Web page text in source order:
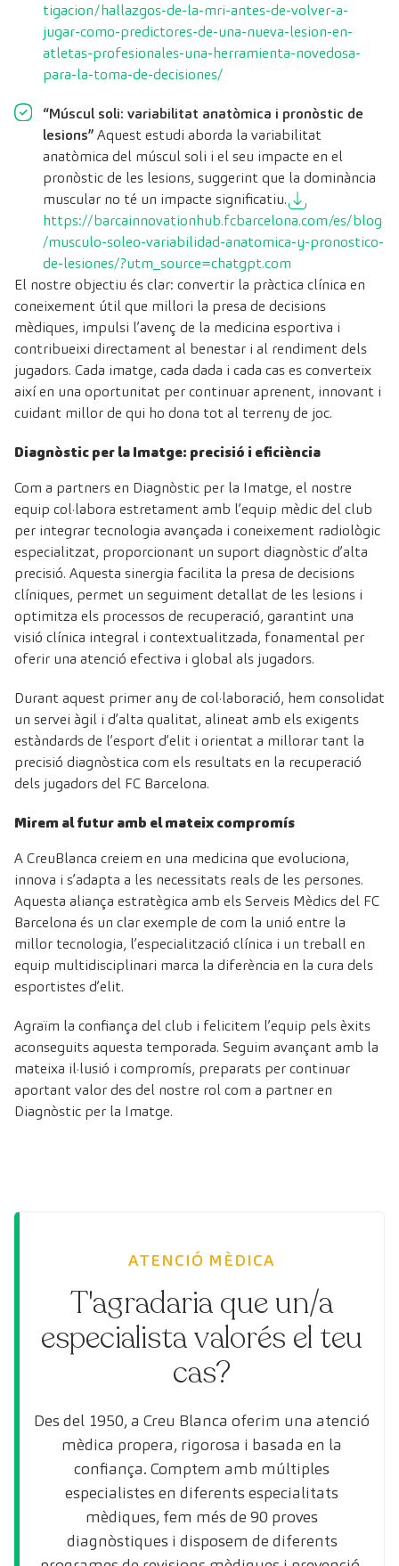
tigacion/hallazgos-de-la-mri-antes-de-volver-a-
jugar-como-predictores-de-una-nueva-lesion-en-
atletas-profesionales-una-herramienta-novedosa-
para-la-toma-de-decisiones/
“Múscul soli: variabilitat anatòmica i pronòstic de
lesions”Aquest estudi aborda la variabilitat
anatòmica del múscul soli i el seu impacte en el
pronòstic de les lesions, suggerint que la dominància
muscular no té un impacte significatiu.
https://barcainnovationhub.fcbarcelona.com/es/blog
/musculo-soleo-variabilidad-anatomica-y-pronostico-
de-lesiones/?utm_source=chatgpt.com
El nostre objectiu és clar: convertir la pràctica clínica en
coneixement útil que millori la presa de decisions
mèdiques, impulsi l’avenç de la medicina esportiva i
contribueixi directament al benestar i al rendiment dels
jugadors. Cada imatge, cada dada i cada cas es converteix
així en una oportunitat per continuar aprenent, innovant i
cuidant millor de qui ho dona tot al terreny de joc.
Diagnòstic per la Imatge: precisió i eficiència
Com a partners en Diagnòstic per la Imatge, el nostre
equip col·labora estretament amb l’equip mèdic del club
per integrar tecnologia avançada i coneixement radiològic
especialitzat, proporcionant un suport diagnòstic d’alta
precisió. Aquesta sinergia facilita la presa de decisions
clíniques, permet un seguiment detallat de les lesions i
optimitza els processos de recuperació, garantint una
visió clínica integral i contextualitzada, fonamental per
oferir una atenció efectiva i global als jugadors.
Durant aquest primer any de col·laboració, hem consolidat
un servei àgil i d’alta qualitat, alineat amb els exigents
estàndards de l’esport d’elit i orientat a millorar tant la
precisió diagnòstica com els resultats en la recuperació
dels jugadors del FC Barcelona.
Mirem al futur amb el mateix compromís
A CreuBlanca creiem en una medicina que evoluciona,
innova i s’adapta a les necessitats reals de les persones.
Aquesta aliança estratègica amb els Serveis Mèdics del FC
Barcelona és un clar exemple de com la unió entre la
millor tecnologia, l’especialització clínica i un treball en
equip multidisciplinari marca la diferència en la cura dels
esportistes d’elit.
Agraïm la confiança del club i felicitem l’equip pels èxits
aconseguits aquesta temporada. Seguim avançant amb la
mateixa il·lusió i compromís, preparats per continuar
aportant valor des del nostre rol com a partner en
Diagnòstic per la Imatge.
ATENCIÓ MÈDICA
T'agradaria que un/a
especialista valorés el teu
cas?
Des del 1950, a Creu Blanca oferim una atenció
mèdica propera, rigorosa i basada en la
confiança. Comptem amb múltiples
especialistes en diferents especialitats
mèdiques, fem més de 90 proves
diagnòstiques i disposem de diferents